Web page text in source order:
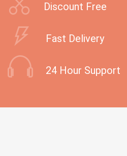
Discount Free
Fast Delivery
24 Hour Support